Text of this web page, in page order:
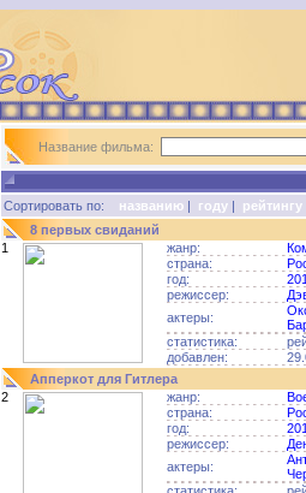
Название фильма:
Сортировать по: названию | году | рейтингу
8 первых свиданий
1
жанр:
страна:
год:
режиссер:
актеры:
статистика:
добавлен:
Апперкот для Гитлера
2
жанр:
страна:
год:
режиссер:
актеры: